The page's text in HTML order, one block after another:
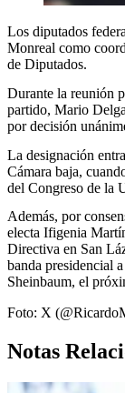
Los diputados
Monreal como
de Diputados.
Durante la reunión
partido, Mario
por decisión
La designación
Cámara baja,
del Congreso de la
Además, por
electa Ifigenia
Directiva en San
banda presidencial
Sheinbaum, el
Foto: X
Notas